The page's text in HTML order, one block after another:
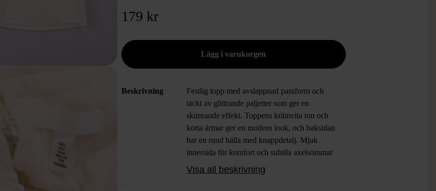
179 kr
Beskrivning
Festlig topp med avslappnad passform och
täckt av glittrande paljetter som ger en
skimrande effekt. Toppens krämvita ton och
korta ärmar ger en modern look, och baksidan
har en rund hälla med knappdetalj. Mjuk
innersida för komfort och subtila axelsömmar
gör toppen lättburen. Perfekt för dig som vill
sticka ut med en extra touch av sparkle.
Visa all beskrivning